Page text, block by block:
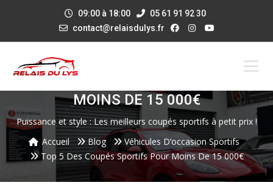
09:00 à 18:00
05 61 91 92 30
contact@relaisdulys.fr
MOINS DE 15 000€
Puissance et style : Les meilleurs coupés sportifs à petit prix !
Accueil
Blog
Véhicules D’occasion Sportifs
Top 5 Des Coupés Sportifs Pour Moins De 15 000€